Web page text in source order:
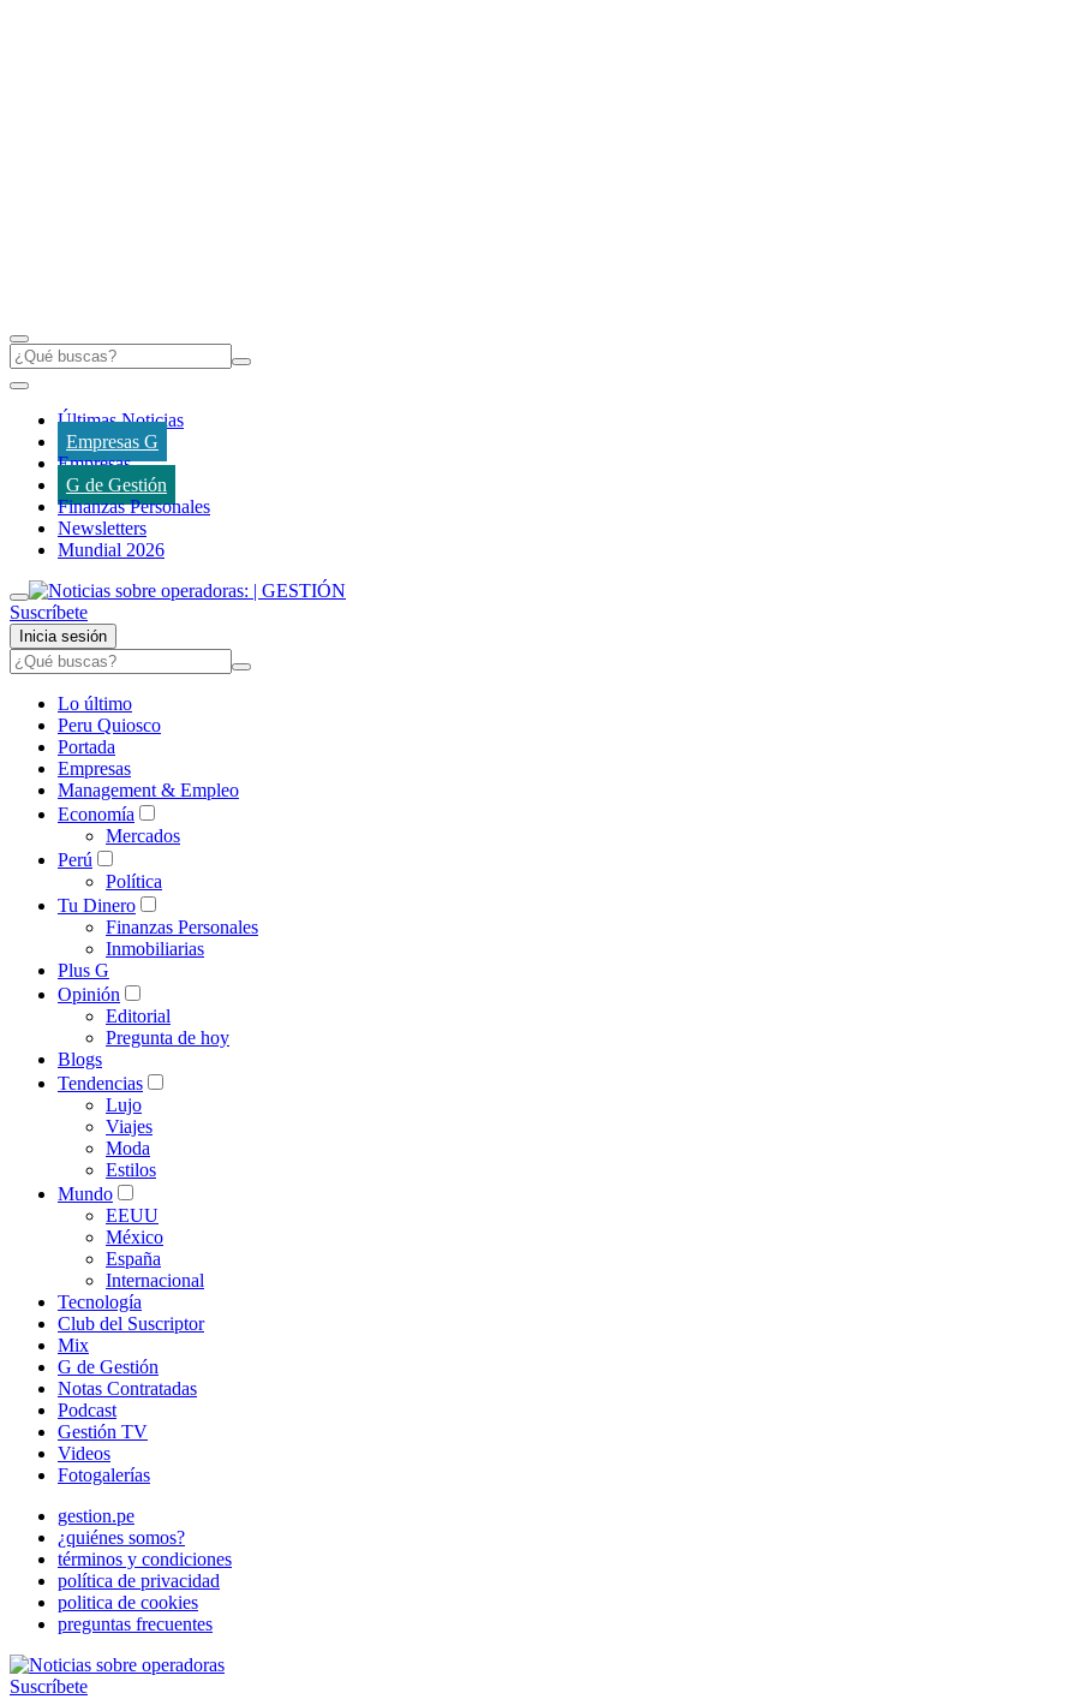
Últimas Noticias
Empresas G
Empresas
G de Gestión
Finanzas Personales
Newsletters
Mundial 2026
Suscríbete
Inicia sesión
Lo último
Peru Quiosco
Portada
Empresas
Management & Empleo
Economía
Mercados
Perú
Política
Tu Dinero
Finanzas Personales
Inmobiliarias
Plus G
Opinión
Editorial
Pregunta de hoy
Blogs
Tendencias
Lujo
Viajes
Moda
Estilos
Mundo
EEUU
México
España
Internacional
Tecnología
Club del Suscriptor
Mix
G de Gestión
Notas Contratadas
Podcast
Gestión TV
Videos
Fotogalerías
gestion.pe
¿quiénes somos?
términos y condiciones
política de privacidad
politica de cookies
preguntas frecuentes
Suscríbete